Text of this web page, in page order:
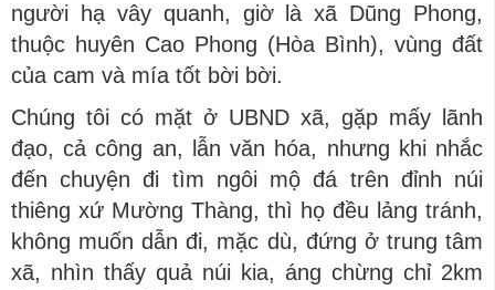
người hạ vây quanh, giờ là xã Dũng Phong,
thuộc huyên Cao Phong (Hòa Bình), vùng đất
của cam và mía tốt bời bời.
Chúng tôi có mặt ở UBND xã, gặp mấy lãnh
đạo, cả công an, lẫn văn hóa, nhưng khi nhắc
đến chuyện đi tìm ngôi mộ đá trên đỉnh núi
thiêng xứ Mường Thàng, thì họ đều lảng tránh,
không muốn dẫn đi, mặc dù, đứng ở trung tâm
xã, nhìn thấy quả núi kia, áng chừng chỉ 2km